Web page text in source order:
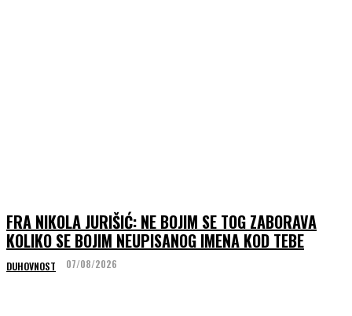
FRA NIKOLA JURIŠIĆ: NE BOJIM SE TOG ZABORAVA
KOLIKO SE BOJIM NEUPISANOG IMENA KOD TEBE
DUHOVNOST 07/08/2026